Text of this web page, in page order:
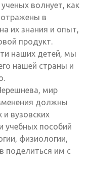
волнует, как
в
их знания и опыт,
продукт.
наших детей, мы
нашей страны и
мир
должны
вузовских
учебных пособий
физиологии,
поделиться им с